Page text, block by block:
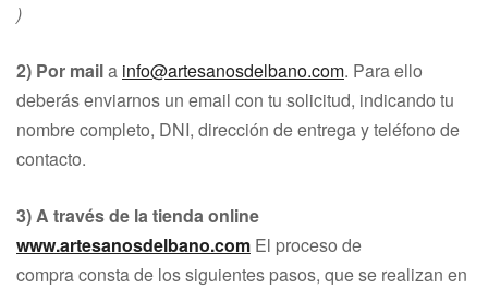
)
2) Por maila info@artesanosdelbano.com. Para ello
deberás enviarnos un email con tu solicitud, indicando tu
nombre completo, DNI, dirección de entrega y teléfono de
contacto.
3) A través de la tienda online
www.artesanosdelbano.com El proceso de
compra consta de los siguientes pasos, que se realizan en